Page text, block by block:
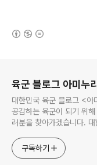
육군 블로그 아미누리
대한민국 육군 블로그 <아
공감하는 육군이 되기 위
러분을 찾아가겠습니다.
구독하기